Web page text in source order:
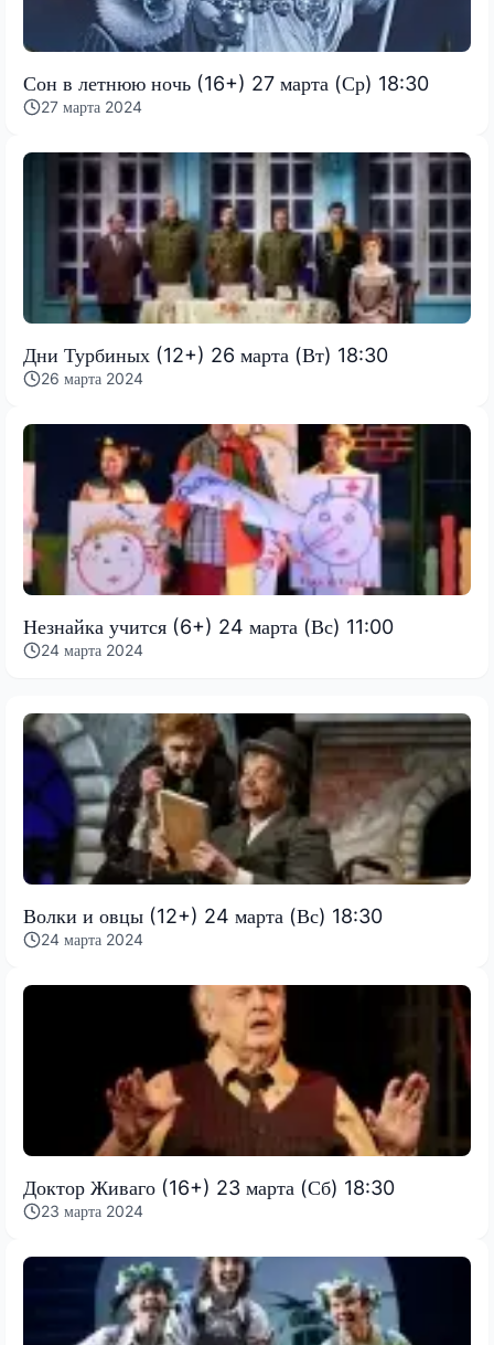
Сон в летнюю ночь (16+) 27 марта (Ср) 18:30
27 марта 2024
Дни Турбиных (12+) 26 марта (Вт) 18:30
26 марта 2024
Незнайка учится (6+) 24 марта (Вс) 11:00
24 марта 2024
Волки и овцы (12+) 24 марта (Вс) 18:30
24 марта 2024
Доктор Живаго (16+) 23 марта (Сб) 18:30
23 марта 2024